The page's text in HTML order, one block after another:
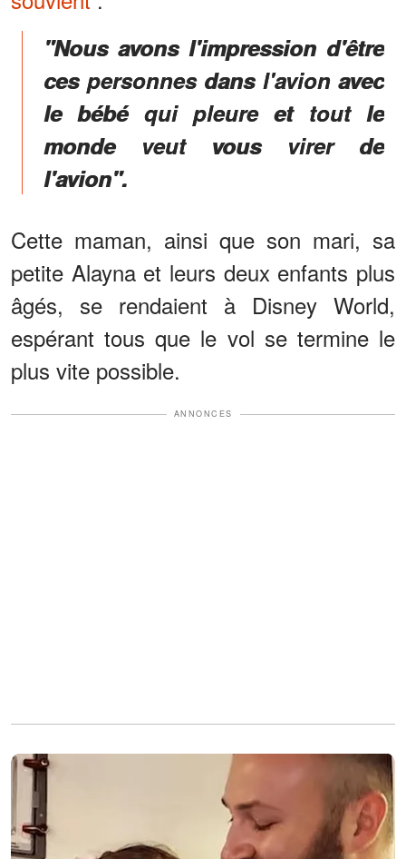
"Nous avons l'impression d'être
ces personnes dans l'avion avec
le bébé qui pleure et tout le
monde veut vous virer de
l'avion".
Cette maman, ainsi que son mari, sa
petite Alayna et leurs deux enfants plus
âgés, se rendaient à Disney World,
espérant tous que le vol se termine le
plus vite possible.
ANNONCES